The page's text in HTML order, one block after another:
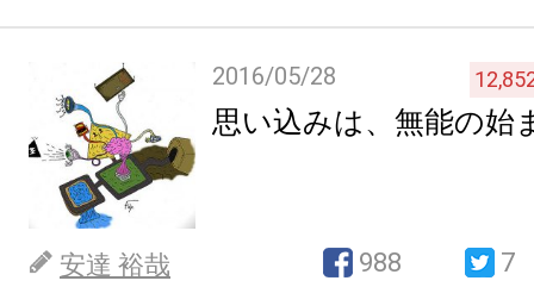
2016/05/28
思い込みは、無能の始
安達 裕哉 988 7